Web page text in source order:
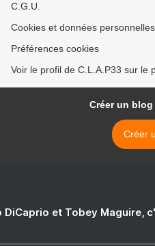
C.G.U.
Cookies et données personnelles
Préférences cookies
Voir le profil de C.L.A.P33 sur le
Créer un
Créer
DiCaprio et Tobey Maguire,